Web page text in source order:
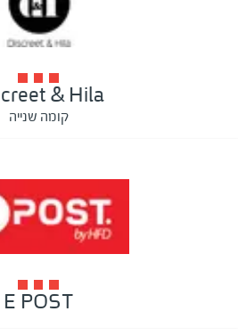
& Hila
קומה שנייה
E POST